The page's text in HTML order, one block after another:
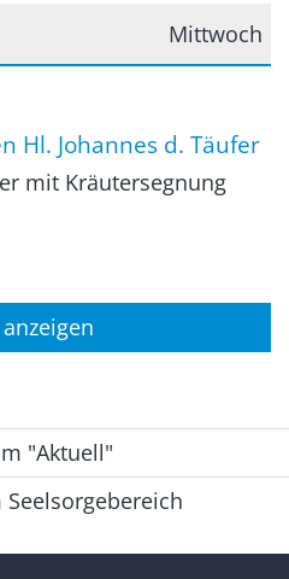
Mittwoch
Hl. Johannes d. Täufer
mit Kräutersegnung
"Aktuell"